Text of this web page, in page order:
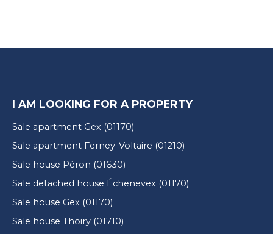
I AM LOOKING FOR A PROPERTY
Sale apartment Gex (01170)
Sale apartment Ferney-Voltaire (01210)
Sale house Péron (01630)
Sale detached house Échenevex (01170)
Sale house Gex (01170)
Sale house Thoiry (01710)